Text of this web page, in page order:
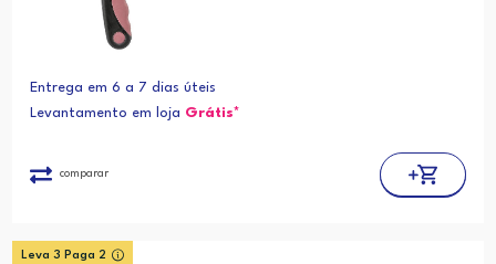
Entrega em 6 a 7 dias úteis
Levantamento em loja Grátis*
comparar
Leva 3 Paga 2